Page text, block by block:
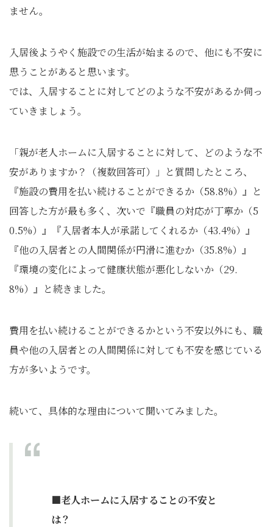
ません。
入居後ようやく施設での生活が始まるので、他にも不安に
思うことがあると思います。
では、入居することに対してどのような不安があるか伺っ
ていきましょう。
「親が老人ホームに入居することに対して、どのような不
安がありますか？（複数回答可）」と質問したところ、
『施設の費用を払い続けることができるか（58.8%）』と
回答した方が最も多く、次いで『職員の対応が丁寧か（5
0.5%）』『入居者本人が承諾してくれるか（43.4%）』
『他の入居者との人間関係が円滑に進むか（35.8%）』
『環境の変化によって健康状態が悪化しないか（29.
8%）』と続きました。
費用を払い続けることができるかという不安以外にも、職
員や他の入居者との人間関係に対しても不安を感じている
方が多いようです。
続いて、具体的な理由について聞いてみました。
■老人ホームに入居することの不安と
は？